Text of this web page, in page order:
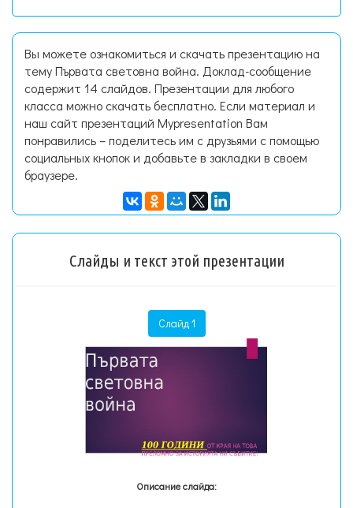
Вы можете ознакомиться и скачать презентацию на
тему Първата световна война. Доклад-сообщение
содержит 14 слайдов. Презентации для любого
класса можно скачать бесплатно. Если материал и
наш сайт презентаций Mypresentation Вам
понравились – поделитесь им с друзьями с помощью
социальных кнопок и добавьте в закладки в своем
браузере.
Слайды и текст этой презентации
Слайд 1
Описание слайда: